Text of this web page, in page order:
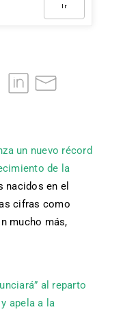
Ir
un nuevo récord
de la
nacidos en el
cifras como
mucho más,
al reparto
apela a la